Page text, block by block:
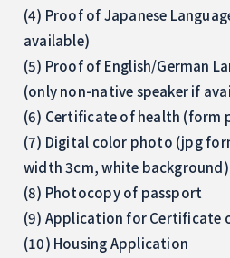
(4) Proof of Japanese
available)
(5) Proof of English/German
(only non-native speaker if
(6) Certificate of health (form
(7) Digital color photo (jpg
width 3cm, white background)
(8) Photocopy of passport
(9) Application for Certificate
(10) Housing Application